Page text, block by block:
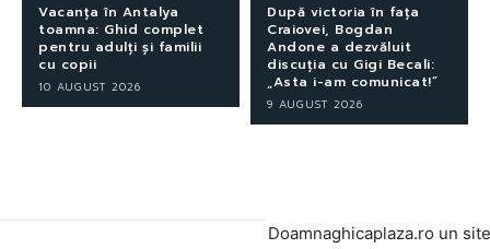
Vacanța în Antalya
toamna: Ghid complet
pentru adulți și familii
cu copii
10 AUGUST 2026
După victoria în fața
Craiovei, Bogdan
Andone a dezvăluit
discuția cu Gigi Becali:
„Asta i-am comunicat!”
9 AUGUST 2026
Doamnaghicaplaza.ro un site